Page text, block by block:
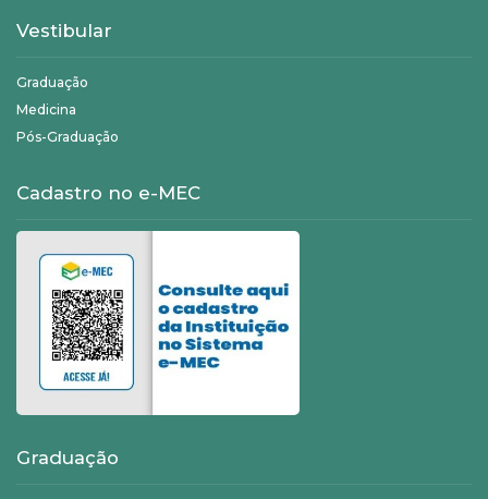
Vestibular
Graduação
Medicina
Pós-Graduação
Cadastro no e-MEC
Graduação